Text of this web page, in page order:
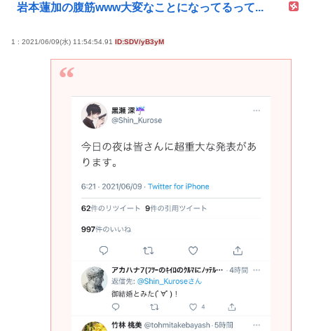
岩本蓮加の腹筋www大変なことになってるって...
1 : 2021/06/09(水) 11:54:54.91 ID:SDV/yB3yM